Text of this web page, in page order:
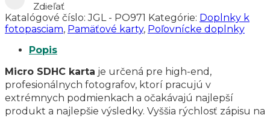
Zdieľať
Katalógové číslo:JGL - PO971 Kategórie: Doplnky k
fotopasciam, Pamäťové karty, Poľovnícke doplnky
Popis
Micro SDHC karta je určená pre high-end,
profesionálnych fotografov, ktorí pracujú v
extrémnych podmienkach a očakávajú najlepší
produkt a najlepšie výsledky. Vyššia rýchlosť zápisu na